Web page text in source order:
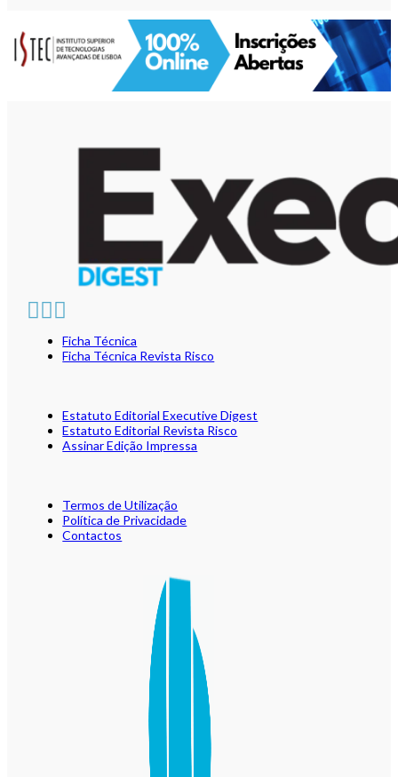
Ficha Técnica
Ficha Técnica Revista Risco
Estatuto Editorial Executive Digest
Estatuto Editorial Revista Risco
Assinar Edição Impressa
Termos de Utilização
Política de Privacidade
Contactos